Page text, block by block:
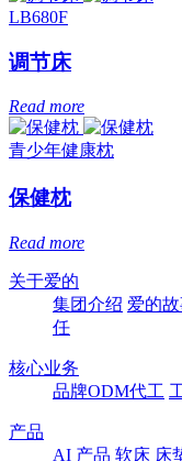
LB680F
调节床
Read more
青少年健康枕
保健枕
Read more
关于爱的
集团介绍 爱的
任
核心业务
品牌ODM代工
产品
AI 产品 软床 床